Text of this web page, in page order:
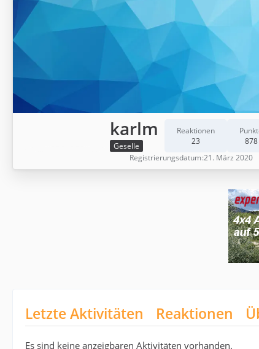
karlm
Geselle
Reaktionen
23
878
Registrierungsdatum 21. März 2020
Letzte Aktivitäten Reaktionen
Es sind keine anzeigbaren Aktivitäten vorhanden.